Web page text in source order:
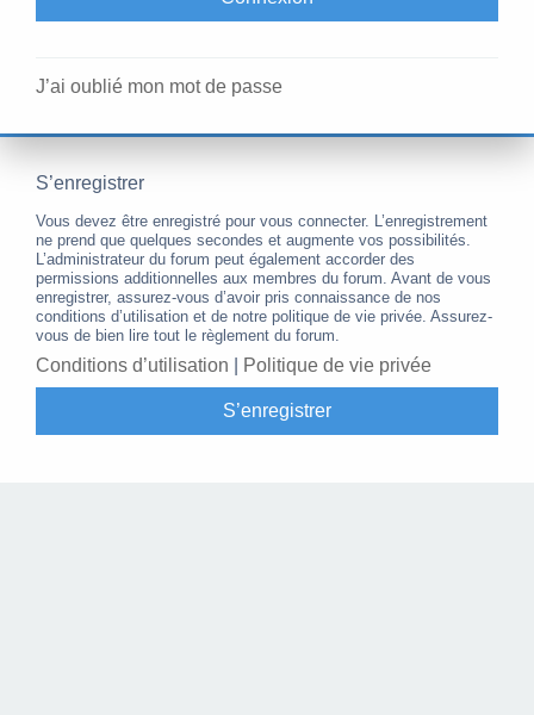
J’ai oublié mon mot de passe
S’enregistrer
Vous devez être enregistré pour vous connecter. L’enregistrement
ne prend que quelques secondes et augmente vos possibilités.
L’administrateur du forum peut également accorder des
permissions additionnelles aux membres du forum. Avant de vous
enregistrer, assurez-vous d’avoir pris connaissance de nos
conditions d’utilisation et de notre politique de vie privée. Assurez-
vous de bien lire tout le règlement du forum.
Conditions d’utilisation Politique de vie privée
S’enregistrer